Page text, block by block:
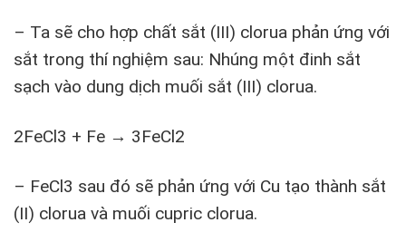
– Ta sẽ cho hợp chất sắt (III) clorua phản ứng với
sắt trong thí nghiệm sau: Nhúng một đinh sắt
sạch vào dung dịch muối sắt (III) clorua.
2FeCl3 + Fe → 3FeCl2
– FeCl3 sau đó sẽ phản ứng với Cu tạo thành sắt
(II) clorua và muối cupric clorua.